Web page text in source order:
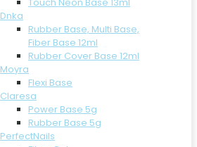
Dnka
Rubber Base, Multi Base,
Fiber Base 12ml
Rubber Cover Base 12ml
Moyra
Flexi Base
Claresa
Power Base 5g
Rubber Base 5g
PerfectNails